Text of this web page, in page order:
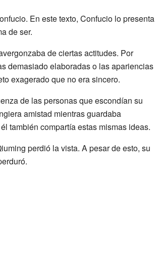
En este texto, Confucio lo presenta
de ser.
de ciertas actitudes. Por
demasiado elaboradas o las apariencias
exagerado que no era sincero.
de las personas que escondían su
amistad mientras guardaba
también compartía estas mismas ideas.
perdió la vista. A pesar de esto, su